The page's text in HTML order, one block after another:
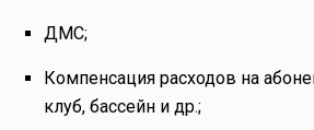
ДМС;
Компенсация расходов на
клуб, бассейн и др.;